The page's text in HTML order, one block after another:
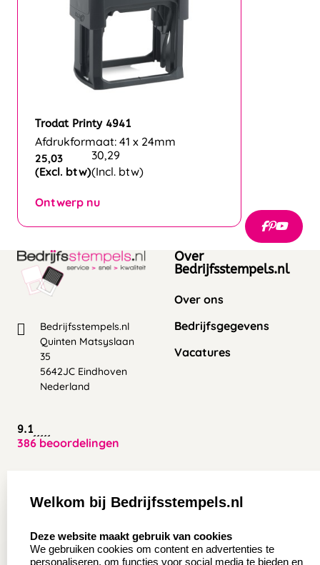
Trodat Printy 4941
Afdrukformaat: 41 x 24mm
25,03
(Excl. btw)
30,29
(Incl. btw)
Ontwerp nu
Bedrijfsstempels.nl
Quinten Matsyslaan
35
5642JC Eindhoven
Nederland
9.1
386 beoordelingen
Over
Bedrijfsstempels.nl
Over ons
Bedrijfsgegevens
Vacatures
Aanvraag op maat
Wederverkoper
worden
Contact opnemen
Veel gestelde vragen
Welkom bij Bedrijfsstempels.nl
Deze website maakt gebruik van cookies
We gebruiken cookies om content en advertenties te
personaliseren, om functies voor social media te bieden en